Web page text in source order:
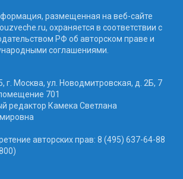
размещенная на веб-сайте
охраняется в соответствии с
РФ об авторском праве и
соглашениями.
г. Москва, ул. Новодмитровская, д. 2Б, 7
701
редактор Камека Светлана
авторских прав: 8 (495) 637-64-88